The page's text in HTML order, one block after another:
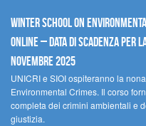
Winter School on
Online – Data di scadenza per
novembre 2025
UNICRI e SIOI ospiteranno la
Environmental Crimes. Il corso
completa dei crimini ambientali e
giustizia.